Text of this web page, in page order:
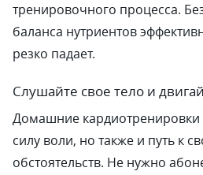
тренировочного процесса.
баланса нутриентов
резко падает.
Слушайте свое тело и
Домашние кардиотренировки
силу воли, но также и путь к
обстоятельств. Не нужно